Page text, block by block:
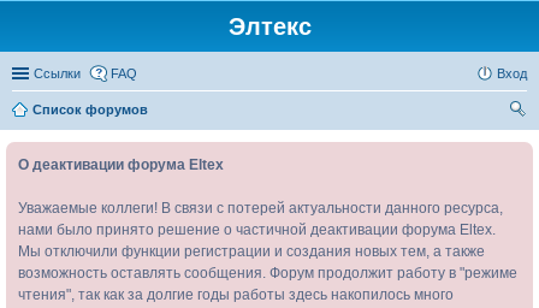
Элтекс
Ссылки FAQ Вход
Список форумов
О деактивации форума Eltex
Уважаемые коллеги! В связи с потерей актуальности данного ресурса,
нами было принято решение о частичной деактивации форума Eltex.
Мы отключили функции регистрации и создания новых тем, а также
возможность оставлять сообщения. Форум продолжит работу в "режиме
чтения", так как за долгие годы работы здесь накопилось много